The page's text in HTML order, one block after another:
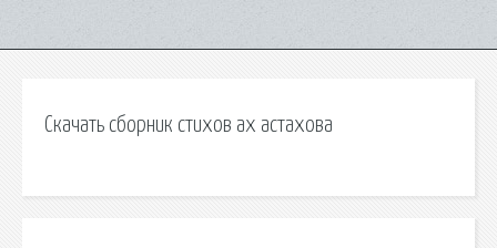
Скачать сборник стихов ах астахова